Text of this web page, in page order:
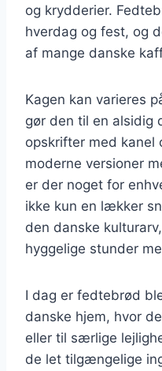
og krydderier.
hverdag og fest, og
af mange danske
Kagen kan varieres
gør den til en alsidig
opskrifter med kanel
moderne versioner
er der noget for
ikke kun en lækker
den danske
hyggelige stunder
I dag er fedtebrød
danske hjem, hvor
eller til særlige
de let tilgængelige